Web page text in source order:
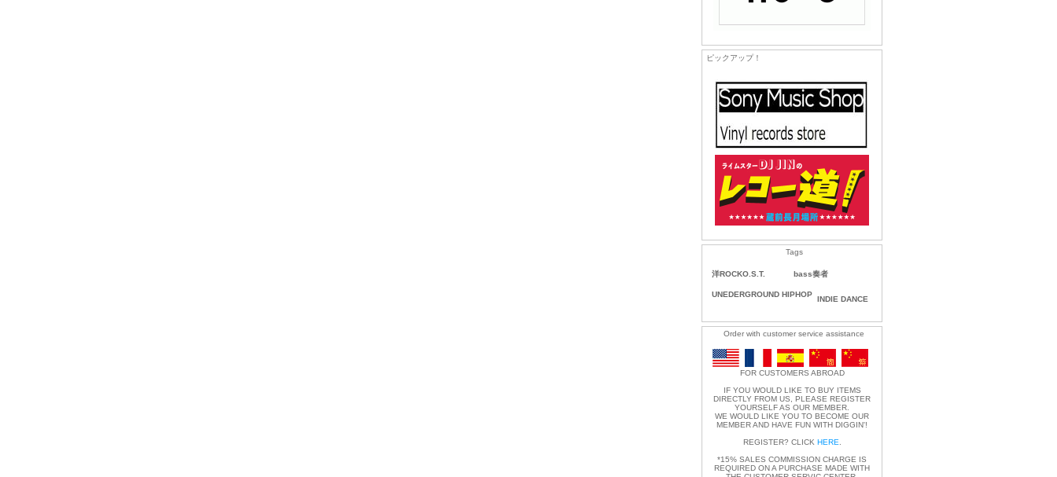
ピックアップ！
Tags
洋ROCKO.S.T. bass奏者
UNEDERGROUND HIPHOP
INDIE DANCE
Order with customer service assistance
FOR CUSTOMERS ABROAD
IF YOU WOULD LIKE TO BUY ITEMS
DIRECTLY FROM US, PLEASE REGISTER
YOURSELF AS OUR MEMBER.
WE WOULD LIKE YOU TO BECOME OUR
MEMBER AND HAVE FUN WITH DIGGIN'!
REGISTER? CLICK HERE
*15% SALES COMMISSION CHARGE IS
REQUIRED ON A PURCHASE MADE WITH